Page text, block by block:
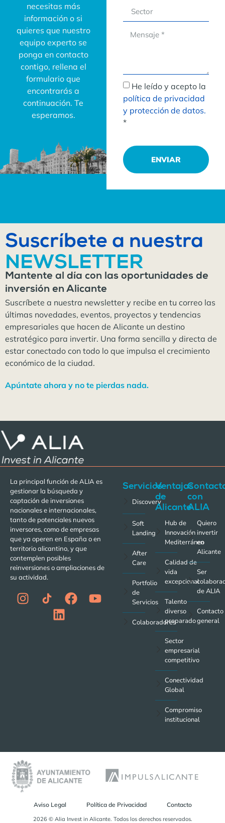
necesitas más
información o si
quieres que nuestro
equipo experto se
ponga en contacto
contigo, rellena el
formulario que
encontrarás a
continuación. Te
esperamos.
He leído y acepto la
política de privacidad
y protección de datos.
*
ENVIAR
Suscríbete a nuestra
NEWSLETTER
Mantente al día con las oportunidades de
inversión en Alicante
Suscríbete a nuestra newsletter y recibe en tu correo las
últimas novedades, eventos, proyectos y tendencias
empresariales que hacen de Alicante un destino
estratégico para invertir. Una forma sencilla y directa de
estar conectado con todo lo que impulsa el crecimiento
económico de la ciudad.
Apúntate ahora y no te pierdas nada.
La principal función de ALIA es
gestionar la búsqueda y
captación de inversiones
nacionales e internacionales,
tanto de potenciales nuevos
inversores, como de empresas
que ya operen en España o en
territorio alicantino, y que
contemplen posibles
reinversiones o ampliaciones de
su actividad.
Servicios
Discovery
Soft
Landing
After
Care
Portfolio
de
Servicios
Colaboradores
Ventajas
de
Alicante
Hub de
Innovación
Mediterráneo
Calidad de
vida
excepcional
Talento
diverso
preparado
Sector
empresarial
competitivo
Conectividad
Global
Compromiso
institucional
con
ALIA
Quiero
invertir
en
Alicante
Ser
de ALIA
Contacto
general
Aviso Legal Política de Privacidad Contacto
2026 © Alia Invest in Alicante. Todos los derechos reservados.